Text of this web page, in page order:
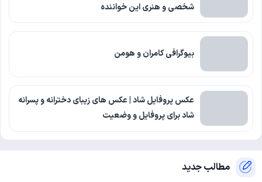
شخصی و هنری این خواننده
بیوگرافی کامران و هومن
عکس پروفایل شاد | عکس های زیبای دخترانه و پسرانه
شاد برای پروفایل و وضعیت
مطالب جدید